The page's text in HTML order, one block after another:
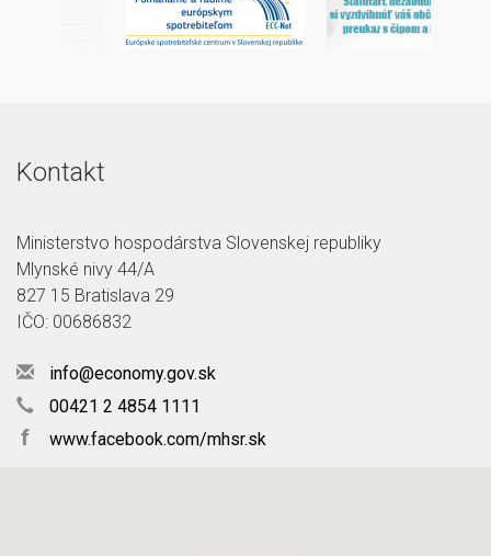
Kontakt
Ministerstvo hospodárstva Slovenskej republiky
Mlynské nivy 44/A
827 15 Bratislava 29
IČO: 00686832
info@economy.gov.sk
00421 2 4854 1111
f www.facebook.com/mhsr.sk